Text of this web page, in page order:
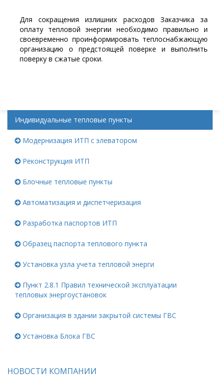
Для сокращения излишних расходов Заказчика за
оплату тепловой энергии необходимо правильно и
своевременно проинформировать теплоснабжающую
организацию о предстоящей поверке и выполнить
поверку в сжатые сроки.
Индивидуальные тепловые пункты
Модернизация ИТП с элеватором
Реконструкция ИТП
Блочные тепловые пункты
Автоматизация и диспетчеризация
Разработка паспортов ИТП
Образец паспорта теплового пункта
Установка узла учета тепловой энерги
Пункт 2.8.1 Правил технической эксплуатации
тепловых энергоустановок
Организация в здании закрытой системы ГВС
Установка Блока ГВС
НОВОСТИ КОМПАНИИ